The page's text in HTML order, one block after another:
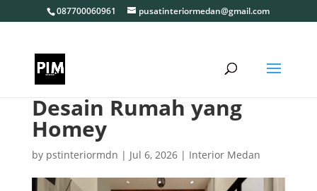
087700060961 pusatinteriormedan@gmail.com
Desain Rumah yang
Homey
by pstinteriormdn | Jul 6, 2026| Interior Medan